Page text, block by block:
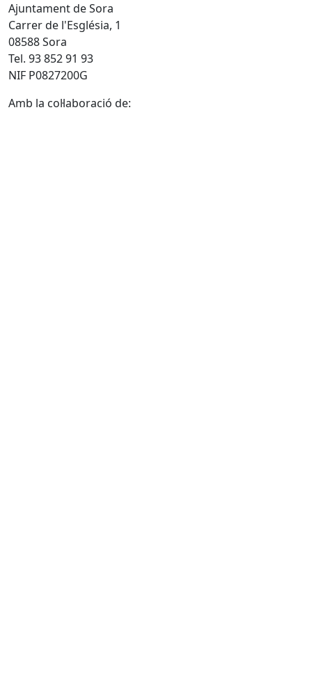
Ajuntament de Sora
Carrer de l'Església, 1
08588 Sora
Tel. 93 852 91 93
NIF P0827200G
Amb la col·laboració de: